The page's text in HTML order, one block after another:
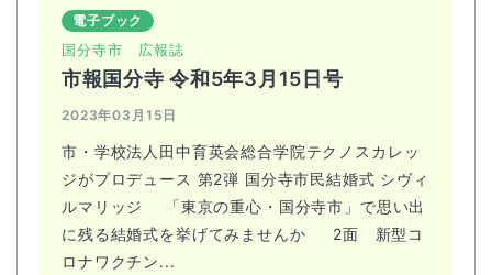
電子ブック
国分寺市 広報誌
市報国分寺 令和5年3月15日号
2023年03月15日
市・学校法人田中育英会総合学院テクノスカレッ
ジがプロデュース 第2弾 国分寺市民結婚式 シヴィ
ルマリッジ 「東京の重心・国分寺市」で思い出
に残る結婚式を挙げてみませんか 2面 新型コ
ロナワクチン...